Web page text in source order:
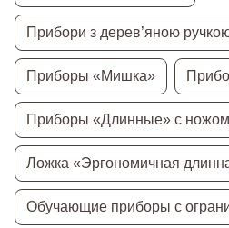
Прибори з дерев’яною
Приборы «Мишка»
Приборы «Длинные» с ножом
Ложка «Эргономичная
Обучающие приборы с